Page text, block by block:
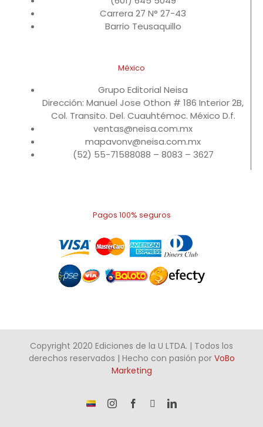
Carrera 27 N° 27-43
Barrio Teusaquillo
México
Grupo Editorial Neisa
Dirección: Manuel Jose Othon # 186 Interior 2B,
Col. Transito. Del. Cuauhtémoc. México D.f.
ventas@neisa.com.mx
mapavonv@neisa.com.mx
(52) 55-71588088 – 8083 – 3627
Pagos 100% seguros
Copyright 2020 Ediciones de la U LTDA. | Todos los
derechos reservados | Hecho con pasión por VoBo
Marketing
¡Somos InstagramFacebook LinkedIn